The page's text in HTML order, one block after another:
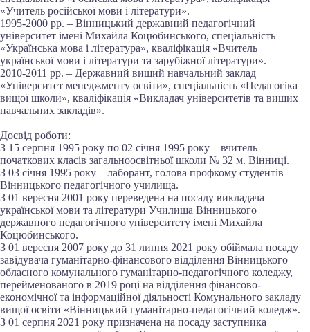
«Учитель російської мови і літератури».
1995-2000 рр. – Вінницький державний педагогічний
університет імені Михайла Коцюбинського, спеціальність
«Українська мова і література», кваліфікація «Вчитель
української мови і літератури та зарубіжної літератури».
2010-2011 рр. – Державний вищий навчальний заклад
«Університет менеджменту освіти», спеціальність «Педагогіка
вищої школи», кваліфікація «Викладач університетів та вищих
навчальних закладів».
Досвід роботи:
З 15 серпня 1995 року по 02 січня 1995 року – вчитель
початкових класів загальноосвітньої школи № 32 м. Вінниці.
З 03 січня 1995 року – лаборант, голова профкому студентів
Вінницького педагогічного училища.
З 01 вересня 2001 року переведена на посаду викладача
української мови та літератури Училища Вінницького
державного педагогічного університету імені Михайла
Коцюбинського.
З 01 вересня 2007 року до 31 липня 2021 року обіймала посаду
завідувача гуманітарно-фінансового відділення Вінницького
обласного комунального гуманітарно-педагогічного коледжу,
перейменованого в 2019 році на відділення фінансово-
економічної та інформаційної діяльності Комунального закладу
вищої освіти «Вінницький гуманітарно-педагогічний коледж».
З 01 серпня 2021 року призначена на посаду заступника